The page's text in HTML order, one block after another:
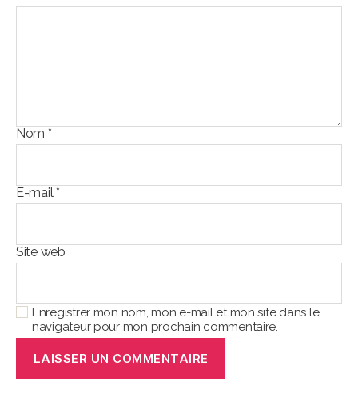
Nom *
E-mail*
Site web
Enregistrer mon nom, mon e-mail et mon site dans le
navigateur pour mon prochain commentaire.